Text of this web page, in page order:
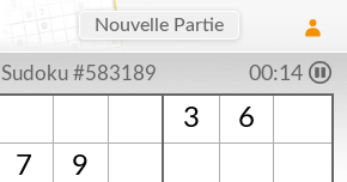
Nouvelle Partie
Sudoku #583189 00:15
3
6
7
9